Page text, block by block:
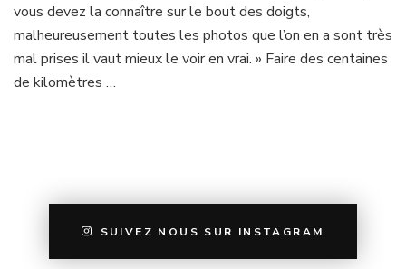
vous devez la connaître sur le bout des doigts,
malheureusement toutes les photos que l’on en a sont très
mal prises il vaut mieux le voir en vrai. » Faire des centaines
de kilomètres …
SUIVEZ NOUS SUR INSTAGRAM